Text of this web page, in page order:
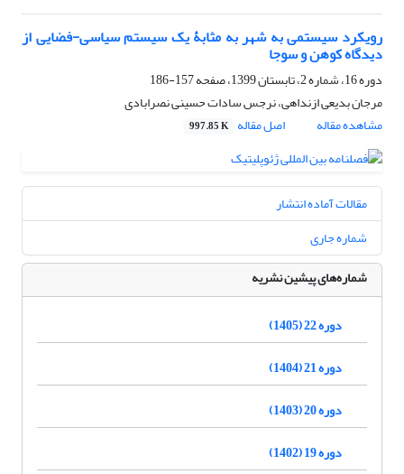
رویکرد سیستمی به شهر به مثابۀ یک سیستم سیاسی-فضایی از
دیدگاه کوهن و سوجا
دوره 16، شماره 2، تابستان 1399، صفحه
157-186
مرجان بدیعی ازنداهی، نرجس سادات حسینی نصرابادی
مشاهده مقاله
اصل مقاله 997.85 K
مقالات آماده انتشار
شماره جاری
شماره‌های پیشین نشریه
دوره 22 (1405)
دوره 21 (1404)
دوره 20 (1403)
دوره 19 (1402)